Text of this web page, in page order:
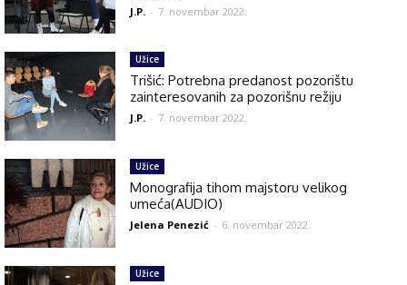
J.P. - 7. novembar 2022.
Užice
Trišić: Potrebna predanost pozorištu
zainteresovanih za pozorišnu režiju
J.P. - 7. novembar 2022.
Užice
Monografija tihom majstoru velikog
umeća(AUDIO)
Jelena Penezić - 6. novembar 2022.
Užice